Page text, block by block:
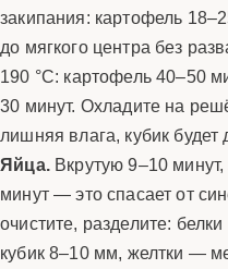
закипания: картофель
до мягкого центра без
190 °C: картофель 40–50
30 минут. Охладите на
лишняя влага, кубик будет
Яйца.Вкрутую 9–10
минут — это спасает от
очистите, разделите:
кубик 8–10 мм, желтки —